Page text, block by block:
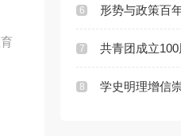
6 形势与政策百年奋斗谋复
7 共青团成立
8 学史明理增信崇